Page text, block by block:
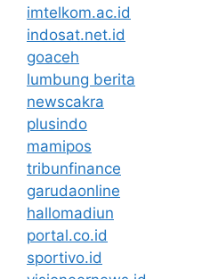
imtelkom.ac.id
indosat.net.id
goaceh
lumbung berita
newscakra
plusindo
mamipos
tribunfinance
garudaonline
hallomadiun
portal.co.id
sportivo.id